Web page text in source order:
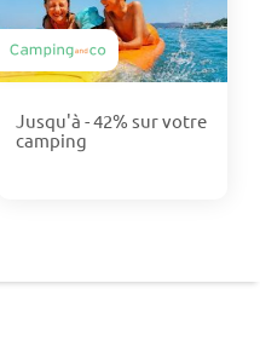
Jusqu'à - 42% sur votre
camping